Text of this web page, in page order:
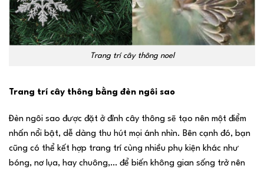
Trang trí cây thông noel
Trang trí cây thông bằng đèn ngôi sao
Đèn ngôi sao được đặt ở đỉnh cây thông sẽ tạo nên một điểm
nhấn nổi bật, dễ dàng thu hút mọi ánh nhìn. Bên cạnh đó, bạn
cũng có thể kết hợp trang trí cùng nhiều phụ kiện khác như
bóng, nơ lụa, hay chuông,… để biến không gian sống trở nên